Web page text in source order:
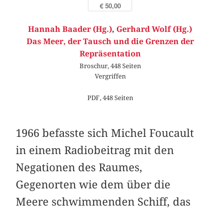
€ 50,00
Hannah Baader (Hg.), Gerhard Wolf (Hg.)
Das Meer, der Tausch und die Grenzen der
Repräsentation
Broschur, 448 Seiten
Vergriffen
PDF, 448 Seiten
1966 befasste sich Michel Foucault
in einem Radiobeitrag mit den
Negationen des Raumes,
Gegenorten wie dem über die
Meere schwimmenden Schiff, das